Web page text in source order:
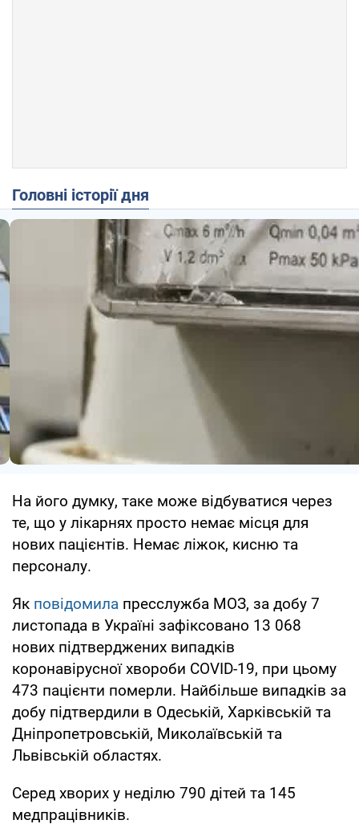
Головні історії дня
На його думку, таке може відбуватися через
те, що у лікарнях просто немає місця для
нових пацієнтів. Немає ліжок, кисню та
персоналу.
Як повідомила пресслужба МОЗ, за добу 7
листопада в Україні зафіксовано 13 068
нових підтверджених випадків
коронавірусної хвороби COVID-19, при цьому
473 пацієнти померли. Найбільше випадків за
добу підтвердили в Одеській, Харківській та
Дніпропетровській, Миколаївській та
Львівській областях.
Серед хворих у неділю 790 дітей та 145
медпрацівників.